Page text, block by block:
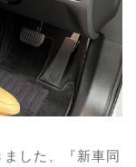
した、『新車同